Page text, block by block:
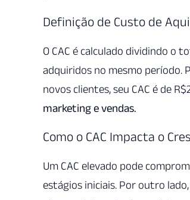
Definição de Custo de
O CAC é calculado dividindo o
adquiridos no mesmo período.
novos clientes, seu CAC é de
marketing e vendas.
Como o CAC Impacta o
Um CAC elevado pode
estágios iniciais. Por outro lado,